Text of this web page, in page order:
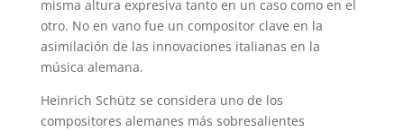
misma altura expresiva tanto en un caso como en el
otro. No en vano fue un compositor clave en la
asimilación de las innovaciones italianas en la
música alemana.
Heinrich Schütz se considera uno de los
compositores alemanes más sobresalientes